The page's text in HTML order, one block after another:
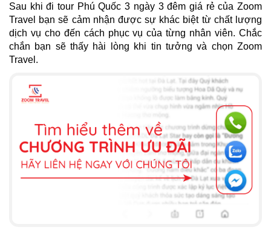
Sau khi đi tour Phú Quốc 3 ngày 3 đêm giá rẻ của Zoom
Travel bạn sẽ cảm nhận được sự khác biệt từ chất lượng
dịch vụ cho đến cách phục vụ của từng nhân viên. Chắc
chắn bạn sẽ thấy hài lòng khi tin tưởng và chọn Zoom
Travel.